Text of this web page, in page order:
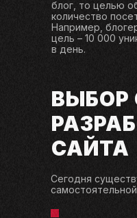
блог, то целью
количество
Например,
цель – 10 000
в день.
ВЫБОР
САЙТА
Сегодня